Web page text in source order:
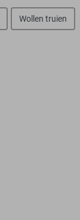
Wollen truien